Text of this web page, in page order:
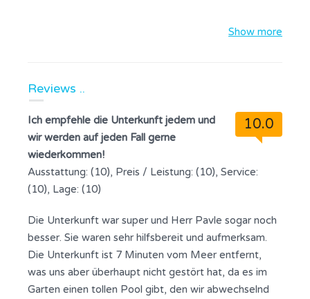
Show more
Reviews ..
10.0
Ich empfehle die Unterkunft jedem und
wir werden auf jeden Fall gerne
wiederkommen!
Ausstattung: (10), Preis / Leistung: (10), Service:
(10), Lage: (10)
Die Unterkunft war super und Herr Pavle sogar noch
besser. Sie waren sehr hilfsbereit und aufmerksam.
Die Unterkunft ist 7 Minuten vom Meer entfernt,
was uns aber überhaupt nicht gestört hat, da es im
Garten einen tollen Pool gibt, den wir abwechselnd